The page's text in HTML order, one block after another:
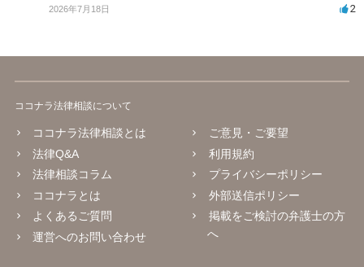
2026年7月18日 2
ココナラ法律相談について
ココナラ法律相談とは
法律Q&A
法律相談コラム
ココナラとは
よくあるご質問
運営へのお問い合わせ
ご意見・ご要望
利用規約
プライバシーポリシー
外部送信ポリシー
掲載をご検討の弁護士の方
へ